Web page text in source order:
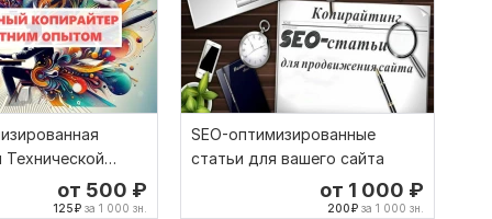
от 500 ₽
125₽ за 1 000 зн.
SEO-оптимизированные
статьи для вашего сайта
от 1 000 ₽
200₽ за 1 000 зн.